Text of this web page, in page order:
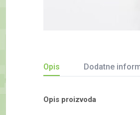
Opis Dodatne
Opis proizvoda